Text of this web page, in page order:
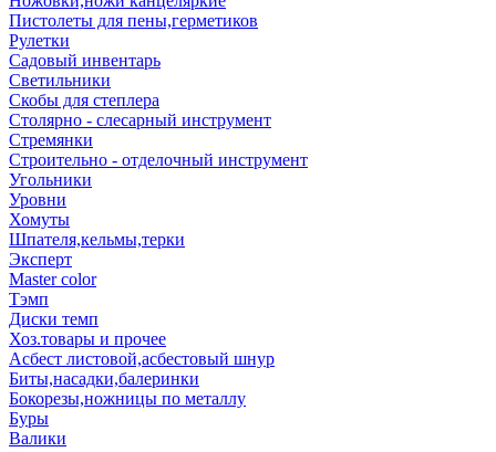
Пистолеты для пены,герметиков
Рулетки
Садовый инвентарь
Светильники
Скобы для степлера
Столярно - слесарный инструмент
Стремянки
Строительно - отделочный инструмент
Угольники
Уровни
Хомуты
Шпателя,кельмы,терки
Эксперт
Master color
Тэмп
Диски темп
Хоз.товары и прочее
Асбест листовой,асбестовый шнур
Биты,насадки,балеринки
Бокорезы,ножницы по металлу
Буры
Валики